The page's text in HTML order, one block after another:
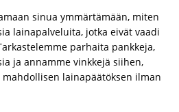
sinua ymmärtämään, miten
lainapalveluita, jotka eivät vaadi
parhaita pankkeja,
ja annamme vinkkejä siihen,
lainapäätöksen ilman